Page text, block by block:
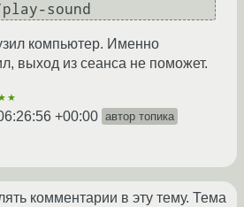
sound
компьютер. Именно
выход из сеанса не поможет.
+00:00 автор топика
комментарии в эту тему. Тема